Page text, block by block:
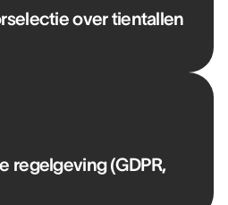
over tientallen
regelgeving (GDPR,